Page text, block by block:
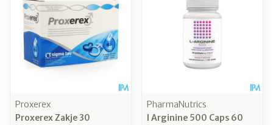
Proxerex
Proxerex Zakje 30
PharmaNutrics
l Arginine 500 Caps 60